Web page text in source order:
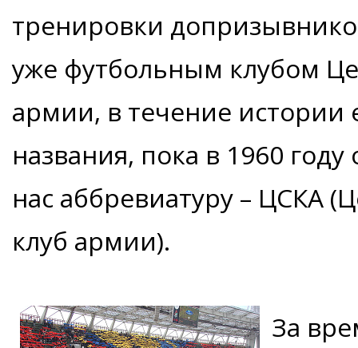
тренировки
уже футбольным клубом
армии, в течение истории
названия, пока в 1960
нас аббревиатуру – ЦСКА
клуб армии).
За